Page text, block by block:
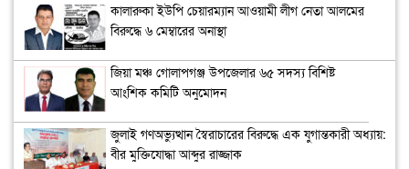
কালারুকা ইউপি চেয়ারম্যান আওয়ামী লীগ নেতা আলমের
বিরুদ্ধে ৬ মেম্বারের অনাস্থা
জিয়া মঞ্চ গোলাপগঞ্জ উপজেলার ৬৫ সদস্য বিশিষ্ট
আংশিক কমিটি অনুমোদন
জুলাই গণঅভ্যুত্থান স্বৈরাচারের বিরুদ্ধে এক যুগান্তকারী অধ্যায়:
বীর মুক্তিযোদ্ধা আব্দুর রাজ্জাক